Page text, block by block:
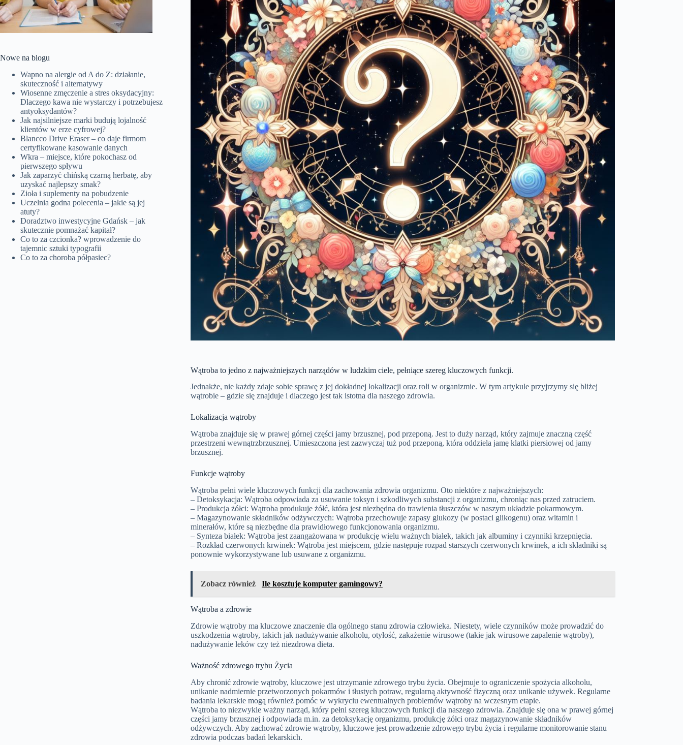
Wątroba to jedno z najważniejszych narządów w ludzkim ciele, pełniące szereg kluczowych funkcji.
Jednakże, nie każdy zdaje sobie sprawę z jej dokładnej lokalizacji oraz roli w organizmie. W tym artykule przyjrzymy się bliżej
wątrobie – gdzie się znajduje i dlaczego jest tak istotna dla naszego zdrowia.
Lokalizacja wątroby
Wątroba znajduje się w prawej górnej części jamy brzusznej, pod przeponą. Jest to duży narząd, który zajmuje znaczną część
przestrzeni wewnątrzbrzusznej. Umieszczona jest zazwyczaj tuż pod przeponą, która oddziela jamę klatki piersiowej od jamy
brzusznej.
Funkcje wątroby
Wątroba pełni wiele kluczowych funkcji dla zachowania zdrowia organizmu. Oto niektóre z najważniejszych:
– Detoksykacja: Wątroba odpowiada za usuwanie toksyn i szkodliwych substancji z organizmu, chroniąc nas przed zatruciem.
– Produkcja żółci: Wątroba produkuje żółć, która jest niezbędna do trawienia tłuszczów w naszym układzie pokarmowym.
– Magazynowanie składników odżywczych: Wątroba przechowuje zapasy glukozy (w postaci glikogenu) oraz witamin i
minerałów, które są niezbędne dla prawidłowego funkcjonowania organizmu.
– Synteza białek: Wątroba jest zaangażowana w produkcję wielu ważnych białek, takich jak albuminy i czynniki krzepnięcia.
– Rozkład czerwonych krwinek: Wątroba jest miejscem, gdzie następuje rozpad starszych czerwonych krwinek, a ich składniki są
ponownie wykorzystywane lub usuwane z organizmu.
Zobacz również Ile kosztuje komputer gamingowy?
Wątroba a zdrowie
Zdrowie wątroby ma kluczowe znaczenie dla ogólnego stanu zdrowia człowieka. Niestety, wiele czynników może prowadzić do
uszkodzenia wątroby, takich jak nadużywanie alkoholu, otyłość, zakażenie wirusowe (takie jak wirusowe zapalenie wątroby),
nadużywanie leków czy też niezdrowa dieta.
Ważność zdrowego trybu Życia
Aby chronić zdrowie wątroby, kluczowe jest utrzymanie zdrowego trybu życia. Obejmuje to ograniczenie spożycia alkoholu,
unikanie nadmiernie przetworzonych pokarmów i tłustych potraw, regularną aktywność fizyczną oraz unikanie używek. Regularne
badania lekarskie mogą również pomóc w wykryciu ewentualnych problemów wątroby na wczesnym etapie.
Wątroba to niezwykle ważny narząd, który pełni szereg kluczowych funkcji dla naszego zdrowia. Znajduje się ona w prawej górnej
części jamy brzusznej i odpowiada m.in. za detoksykację organizmu, produkcję żółci oraz magazynowanie składników
odżywczych. Aby zachować zdrowie wątroby, kluczowe jest prowadzenie zdrowego trybu życia i regularne monitorowanie stanu
zdrowia podczas badań lekarskich.
Nowe na blogu
Wapno na alergie od A do Z: działanie,
skuteczność i alternatywy
Wiosenne zmęczenie a stres oksydacyjny:
Dlaczego kawa nie wystarczy i potrzebujesz
antyoksydantów?
Jak najsilniejsze marki budują lojalność
klientów w erze cyfrowej?
Blancco Drive Eraser – co daje firmom
certyfikowane kasowanie danych
Wkra – miejsce, które pokochasz od
pierwszego spływu
Jak zaparzyć chińską czarną herbatę, aby
uzyskać najlepszy smak?
Zioła i suplementy na pobudzenie
Uczelnia godna polecenia – jakie są jej
atuty?
Doradztwo inwestycyjne Gdańsk – jak
skutecznie pomnażać kapitał?
Co to za czcionka? wprowadzenie do
tajemnic sztuki typografii
Co to za choroba półpasiec?